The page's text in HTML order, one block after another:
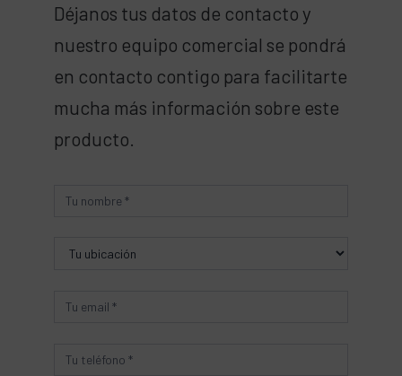
Déjanos tus datos de contacto y
nuestro equipo comercial se pondrá
en contacto contigo para facilitarte
mucha más información sobre este
producto.
Producto